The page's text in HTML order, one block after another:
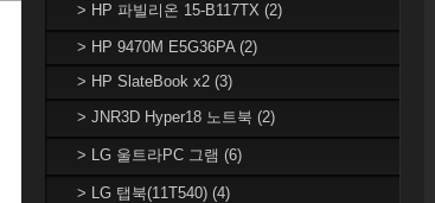
> HP 파빌리온 15-B117TX (2)
> HP 9470M E5G36PA (2)
> HP SlateBook x2 (3)
> JNR3D Hyper18 노트북 (2)
> LG 울트라PC 그램 (6)
> LG 탭북(11T540) (4)